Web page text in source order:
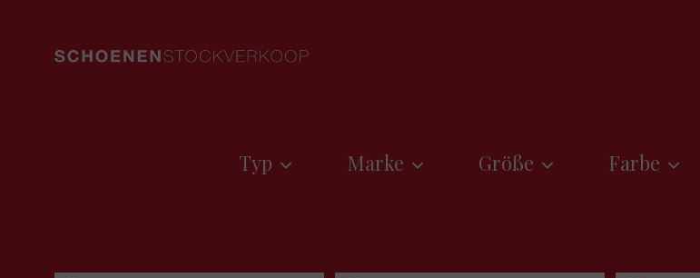
Typ Marke Größe Farbe